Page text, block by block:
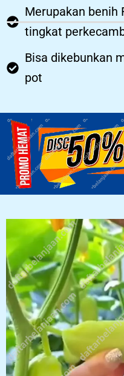
Merupakan benih
tingkat
Bisa dikebunkan
pot